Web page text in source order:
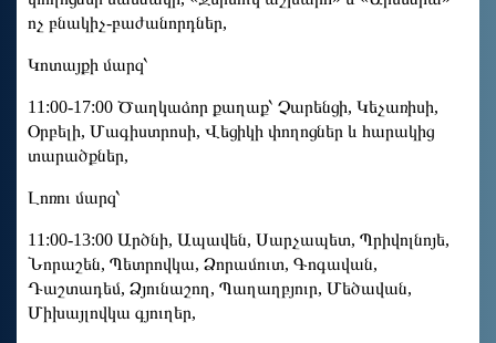
ոչ բնակիչ-բաժանորդներ,
Կոտայքի մարզ՝
11:00-17:00 Ծաղկաձոր քաղաք՝ Չարենցի, Կեչառիսի,
Օրբելի, Մագիստրոսի, Վեցիկի փողոցներ և հարակից
տարածքներ,
Լոռու մարզ՝
11:00-13:00 Արծնի, Ապավեն, Սարչապետ, Պրիվոլնոյե,
Նորաշեն, Պետրովկա, Ձորամուտ, Գոգավան,
Դաշտադեմ, Ձյունաշող, Պաղաղբյուր, Մեծավան,
Միխայլովկա գյուղեր,